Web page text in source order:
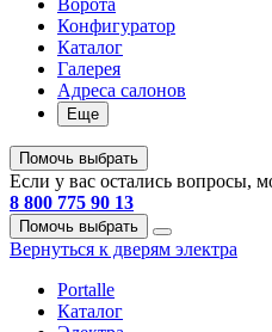
Ворота
Конфигуратор
Каталог
Галерея
Адреса салонов
Еще
Помочь выбрать
Если у вас остались вопросы,
8 800 775 90 13
Помочь выбрать
Вернуться к дверям электра
Portalle
Каталог